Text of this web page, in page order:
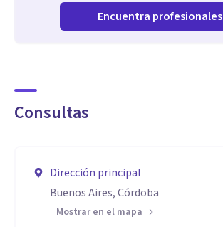
Encuentra profesionales
Consultas
Dirección principal
Buenos Aires, Córdoba
Mostrar en el mapa